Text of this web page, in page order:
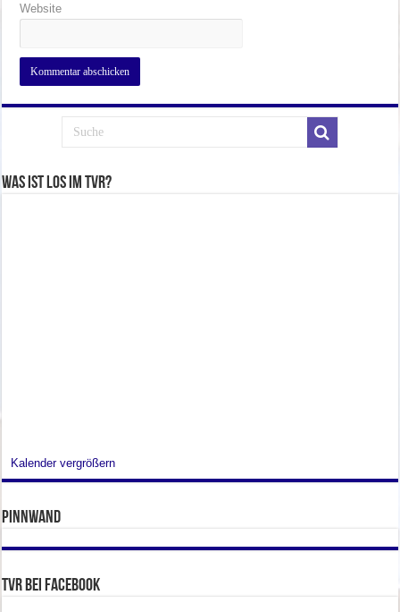
Website
Was ist los im TVR?
Kalender vergrößern
Pinnwand
TVR bei facebook